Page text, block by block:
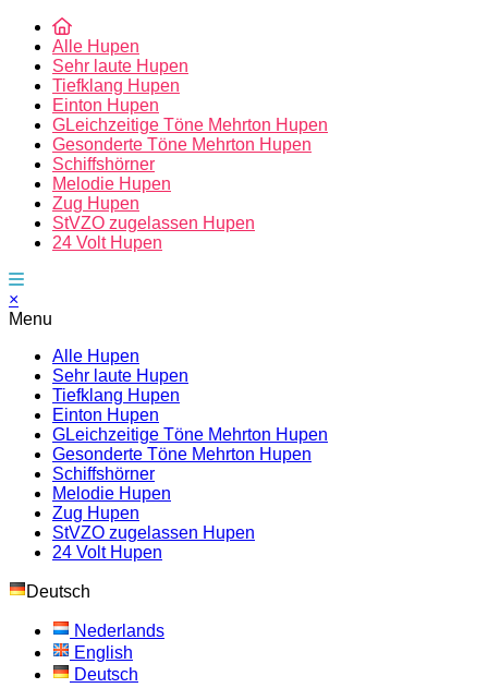
Alle Hupen
Sehr laute Hupen
Tiefklang Hupen
Einton Hupen
GLeichzeitige Töne Mehrton Hupen
Gesonderte Töne Mehrton Hupen
Schiffshörner
Melodie Hupen
Zug Hupen
StVZO zugelassen Hupen
24 Volt Hupen
×
Menu
Alle Hupen
Sehr laute Hupen
Tiefklang Hupen
Einton Hupen
GLeichzeitige Töne Mehrton Hupen
Gesonderte Töne Mehrton Hupen
Schiffshörner
Melodie Hupen
Zug Hupen
StVZO zugelassen Hupen
24 Volt Hupen
Deutsch
Nederlands
English
Deutsch